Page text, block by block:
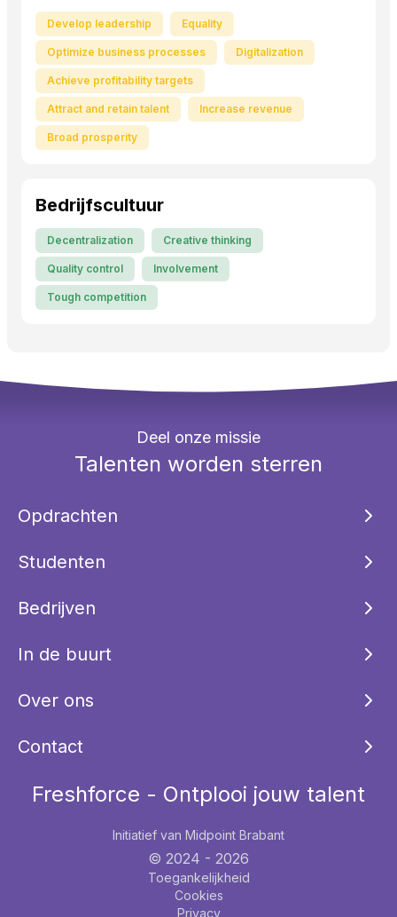
Develop leadership Equality
Optimize business processes Digitalization
Achieve profitability targets
Attract and retain talent Increase revenue
Broad prosperity
Bedrijfscultuur
Decentralization Creative thinking
Quality control Involvement
Tough competition
Deel onze missie
Talenten worden sterren
Opdrachten
Studenten
Bedrijven
In de buurt
Over ons
Contact
Freshforce - Ontplooi jouw talent
Initiatief van Midpoint Brabant
© 2024 - 2026
Toegankelijkheid
Cookies
Privacy